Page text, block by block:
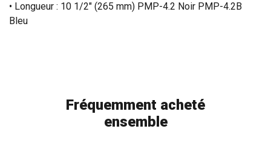
• Longueur : 10 1/2" (265 mm) PMP-4.2 Noir PMP-4.2B
Bleu
Fréquemment acheté
ensemble